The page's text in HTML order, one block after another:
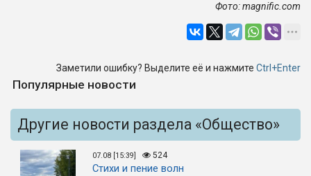
Фото: magnific.com
Заметили ошибку? Выделите её и нажмите Ctrl+Enter
Популярные новости
Другие новости раздела «Общество»
07.08 [15:39] 524
Стихи и пение волн